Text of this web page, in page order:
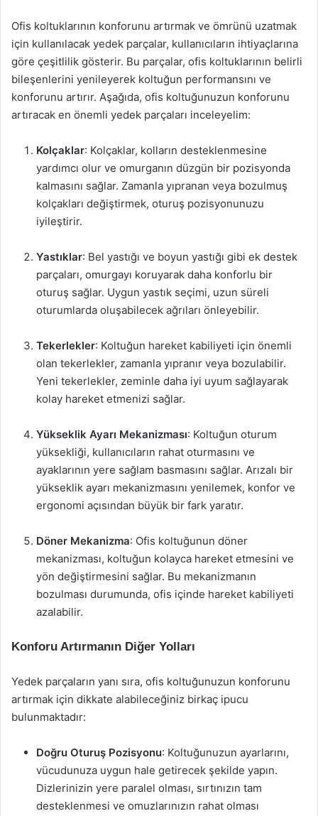
Ofis koltuklarının konforunu artırmak ve ömrünü uzatmak
için kullanılacak yedek parçalar, kullanıcıların ihtiyaçlarına
göre çeşitlilik gösterir. Bu parçalar, ofis koltuklarının belirli
bileşenlerini yenileyerek koltuğun performansını ve
konforunu artırır. Aşağıda, ofis koltuğunuzun konforunu
artıracak en önemli yedek parçaları inceleyelim:
Kolçaklar: Kolçaklar, kolların desteklenmesine
yardımcı olur ve omurganın düzgün bir pozisyonda
kalmasını sağlar. Zamanla yıpranan veya bozulmuş
kolçakları değiştirmek, oturuş pozisyonunuzu
iyileştirir.
Yastıklar: Bel yastığı ve boyun yastığı gibi ek destek
parçaları, omurgayı koruyarak daha konforlu bir
oturuş sağlar. Uygun yastık seçimi, uzun süreli
oturumlarda oluşabilecek ağrıları önleyebilir.
Tekerlekler: Koltuğun hareket kabiliyeti için önemli
olan tekerlekler, zamanla yıpranır veya bozulabilir.
Yeni tekerlekler, zeminle daha iyi uyum sağlayarak
kolay hareket etmenizi sağlar.
Yükseklik Ayarı Mekanizması: Koltuğun oturum
yüksekliği, kullanıcıların rahat oturmasını ve
ayaklarının yere sağlam basmasını sağlar. Arızalı bir
yükseklik ayarı mekanizmasını yenilemek, konfor ve
ergonomi açısından büyük bir fark yaratır.
Döner Mekanizma: Ofis koltuğunun döner
mekanizması, koltuğun kolayca hareket etmesini ve
yön değiştirmesini sağlar. Bu mekanizmanın
bozulması durumunda, ofis içinde hareket kabiliyeti
azalabilir.
Konforu Artırmanın Diğer Yolları
Yedek parçaların yanı sıra, ofis koltuğunuzun konforunu
artırmak için dikkate alabileceğiniz birkaç ipucu
bulunmaktadır:
Doğru Oturuş Pozisyonu: Koltuğunuzun ayarlarını,
vücudunuza uygun hale getirecek şekilde yapın.
Dizlerinizin yere paralel olması, sırtınızın tam
desteklenmesi ve omuzlarınızın rahat olması